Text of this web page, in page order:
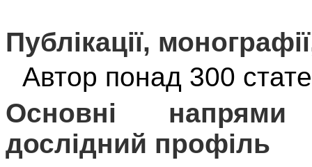
Публікації,
Автор понад 300
Основні напрями
дослідний профіль